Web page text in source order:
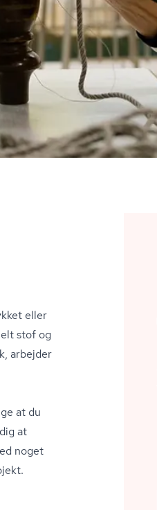
eller
stof og
arbejder
at du
at
noget